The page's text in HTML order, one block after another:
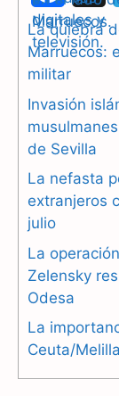
a
c
b
o
o
La quiebra
Marruecos:
militar
Invasión
de Sevilla
La nefasta
extranjeros
julio
La
Zelensky
Odesa
La
Ceuta/